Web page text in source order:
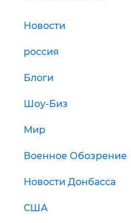
Новости
россия
Блоги
Шоу-Биз
Мир
Военное Обозрение
Новости Донбасса
США